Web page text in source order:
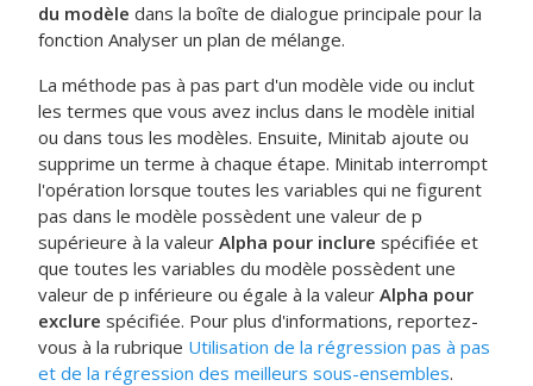
du modèle dans la boîte de dialogue principale pour la
fonction Analyser un plan de mélange.
La méthode pas à pas part d'un modèle vide ou inclut
les termes que vous avez inclus dans le modèle initial
ou dans tous les modèles. Ensuite, Minitab ajoute ou
supprime un terme à chaque étape. Minitab interrompt
l'opération lorsque toutes les variables qui ne figurent
pas dans le modèle possèdent une valeur de p
supérieure à la valeur Alpha pour inclure spécifiée et
que toutes les variables du modèle possèdent une
valeur de p inférieure ou égale à la valeur Alpha pour
exclure spécifiée. Pour plus d'informations, reportez-
vous à la rubrique Utilisation de la régression pas à pas
et de la régression des meilleurs sous-ensembles.